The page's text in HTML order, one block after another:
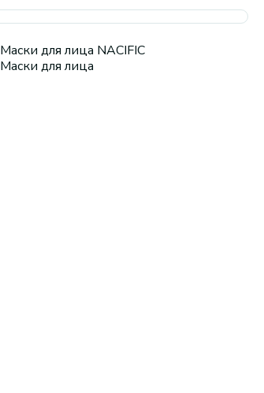
Маски для лица NACIFIC
Маски для лица